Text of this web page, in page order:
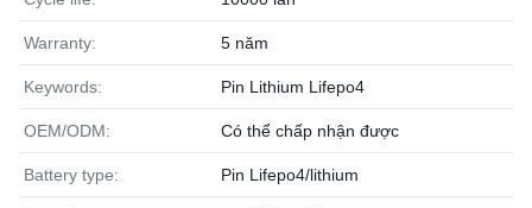
Warranty: 5 năm
Keywords: Pin Lithium Lifepo4
OEM/ODM: Có thể chấp nhận được
Battery type: Pin Lifepo4/lithium